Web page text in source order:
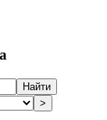
Найти
>